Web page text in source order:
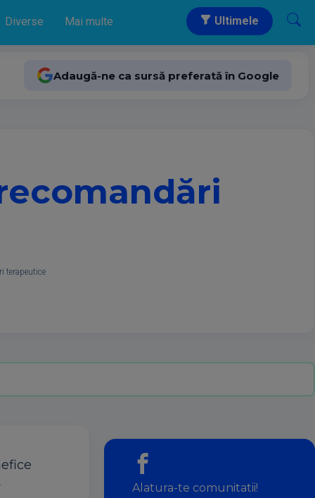
Diverse Mai multe Ultimele
Adaugă-ne ca sursă preferată în Google
terapeutice
Alatura-te comunitatii!